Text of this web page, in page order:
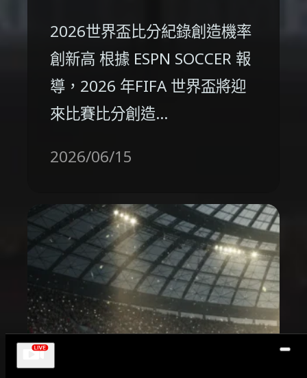
2026世界盃比分紀錄創造機率
創新高 根據 ESPN SOCCER 報
導，2026 年FIFA 世界盃將迎
來比賽比分創造…
2026/06/15